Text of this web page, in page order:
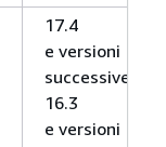
17.4
e versioni
successive,
16.3
e versioni